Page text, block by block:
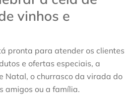
vinhos e
pronta para atender os clientes
e ofertas especiais, a
Natal, o churrasco da virada do
amigos ou a família.